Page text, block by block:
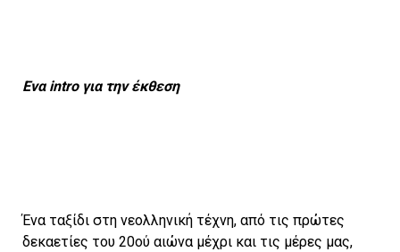
Ενα intro για την έκθεση
Ένα ταξίδι στη νεολληνική τέχνη, από τις πρώτες
δεκαετίες του 20ού αιώνα μέχρι και τις μέρες μας,